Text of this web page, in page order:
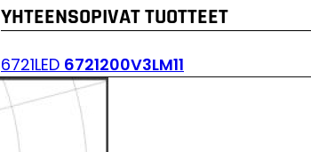
YHTEENSOPIVAT TUOTTEET
6721LED 6721200V3LM11